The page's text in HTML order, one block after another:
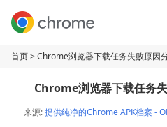
首页> Chrome浏览器下载任务失败原因
Chrome浏览器下载任务
来源:提供纯净的Chrome APK档案 -